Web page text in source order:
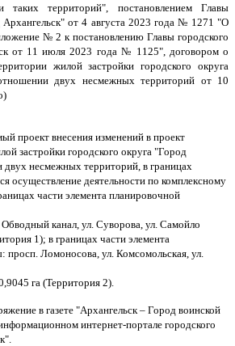
таких территорий", постановлением Главы
Архангельск" от 4 августа 2023 года № 1271 "О
№ 2 к постановлению Главы городского
от 11 июля 2023 года № 1125", договором о
жилой застройки городского округа
двух несмежных территорий от 10
проект внесения изменений в проект
застройки городского округа "Город
двух несмежных территорий, в границах
осуществление деятельности по комплексному
части элемента планировочной
канал, ул. Суворова, ул. Самойло
1); в границах части элемента
просп. Ломоносова, ул. Комсомольская, ул.
га (Территория 2).
в газете "Архангельск – Город воинской
интернет-портале городского